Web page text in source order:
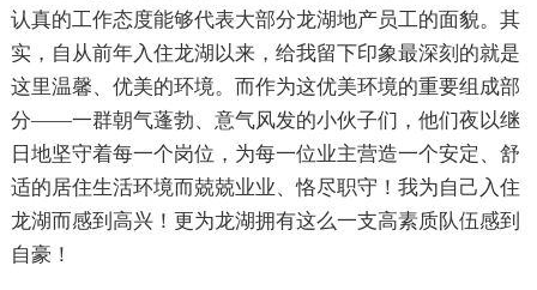
认真的工作态度能够代表大部分龙湖地产员工的面貌。其
实，自从前年入住龙湖以来，给我留下印象最深刻的就是
这里温馨、优美的环境。而作为这优美环境的重要组成部
分——一群朝气蓬勃、意气风发的小伙子们，他们夜以继
日地坚守着每一个岗位，为每一位业主营造一个安定、舒
适的居住生活环境而兢兢业业、恪尽职守！我为自己入住
龙湖而感到高兴！更为龙湖拥有这么一支高素质队伍感到
自豪！